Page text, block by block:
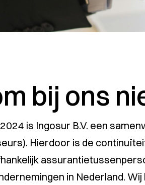
bij ons
is Ingosur B.V. een
Hierdoor is de
in Nederland.